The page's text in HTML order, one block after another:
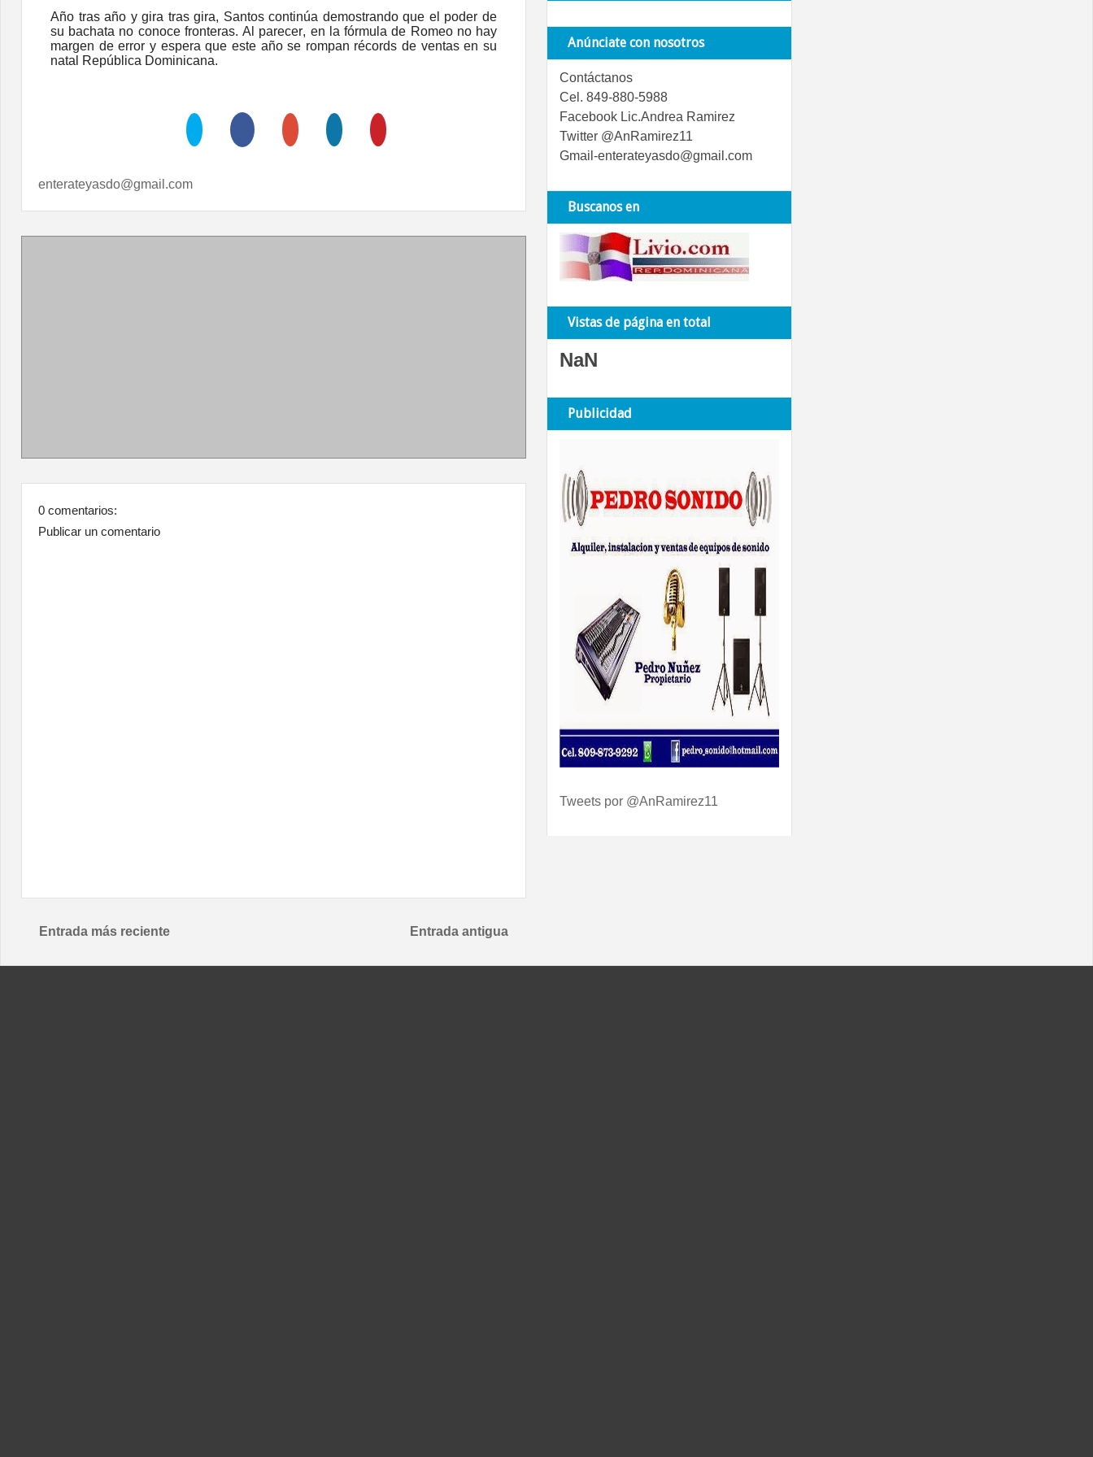
Año tras año y gira tras gira, Santos continúa demostrando que el poder de
su bachata no conoce fronteras. Al parecer, en la fórmula de Romeo no hay
margen de error y espera que este año se rompan récords de ventas en su
natal República Dominicana.
enterateyasdo@gmail.com
0 comentarios:
Publicar un comentario
Entrada más reciente Entrada antigua
Anúnciate con nosotros
Contáctanos
Cel. 849-880-5988
Facebook Lic.Andrea Ramirez
Twitter @AnRamirez11
Gmail-enterateyasdo@gmail.com
Buscanos en
Vistas de página en total
NaN
Publicidad
Tweets por @AnRamirez11